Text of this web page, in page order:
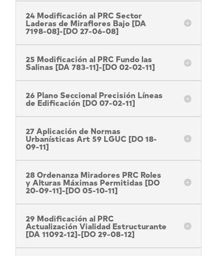
24 Modificación al PRC Sector
Laderas de Miraflores Bajo [DA
7198-08]-[DO 27-06-08]
25 Modificación al PRC Fundo las
Salinas [DA 783-11]-[DO 02-02-11]
26 Plano Seccional Precisión Líneas
de Edificación [DO 07-02-11]
27 Aplicación de Normas
Urbanísticas Art 59 LGUC [DO 18-
09-11]
28 Ordenanza Miradores PRC Roles
y Alturas Máximas Permitidas [DO
20-09-11]-[DO 05-10-11]
29 Modificación al PRC
Actualización Vialidad Estructurante
[DA 11092-12]-[DO 29-08-12]